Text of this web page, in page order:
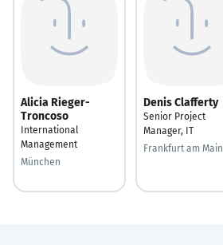
Alicia Rieger-
Troncoso
International
Management
München
Denis Clafferty
Senior Project
Manager, IT
Frankfurt am Main